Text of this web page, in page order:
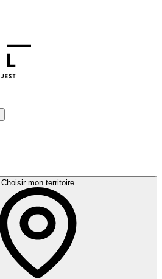
Choisir mon territoire